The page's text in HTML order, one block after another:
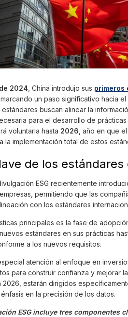
2024 , China introdujo sus primeros
, marcando un paso significativo hacia
estándares buscan alinear la
para el desarrollo de
voluntaria hasta 2026 , año en que
la implementación total de estos
de los estándares
ESG recientemente
permitiendo que las
con los estándares
principales es la fase de
estándares en sus prácticas
a los nuevos requisitos.
atención al enfoque en
para construir confianza y mejorar
estarán dirigidos
en la precisión de los datos.
ESG incluye tres componentes